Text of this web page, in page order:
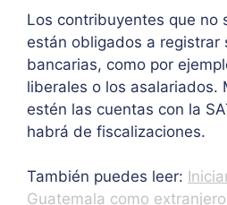
Los contribuyentes que no
están obligados a registrar
bancarias, como por
liberales o los asalariados.
estén las cuentas con la
habrá de fiscalizaciones.
También puedes leer:
Guatemala como extranjero